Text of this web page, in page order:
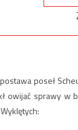
poseł
owijać sprawy w